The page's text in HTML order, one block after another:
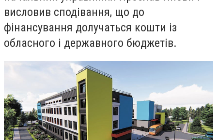
висловив сподівання, що до
фінансування долучаться кошти із
обласного і державного бюджетів.